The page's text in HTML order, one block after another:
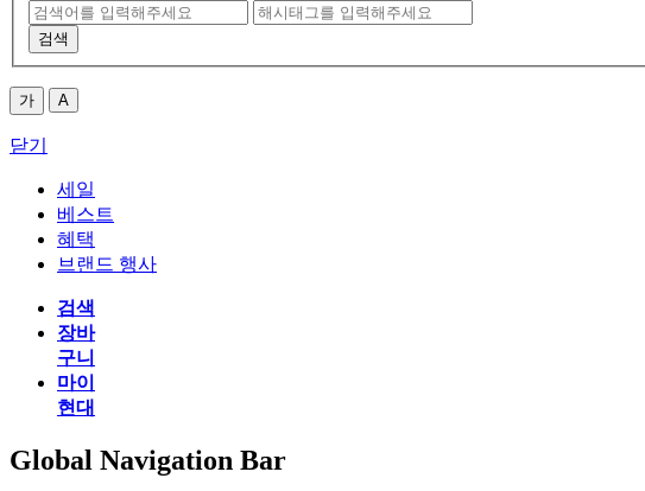
검색
가 A
닫기
세일
베스트
혜택
브랜드 행사
검색
장바
구니
마이
현대
Global Navigation Bar